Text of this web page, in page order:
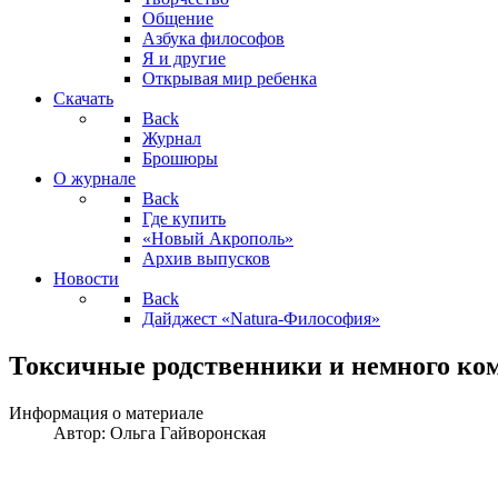
Общение
Азбука философов
Я и другие
Открывая мир ребенка
Скачать
Back
Журнал
Брошюры
О журнале
Back
Где купить
«Новый Акрополь»
Архив выпусков
Новости
Back
Дайджест «Natura-Философия»
Токсичные родственники и немного
Информация о материале
Автор: Ольга Гайворонская